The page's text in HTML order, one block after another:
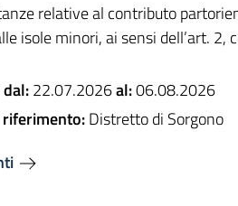
relative al contributo
isole minori, ai sensi dell’art.
22.07.2026al:06.08.2026
Distretto di Sorgono